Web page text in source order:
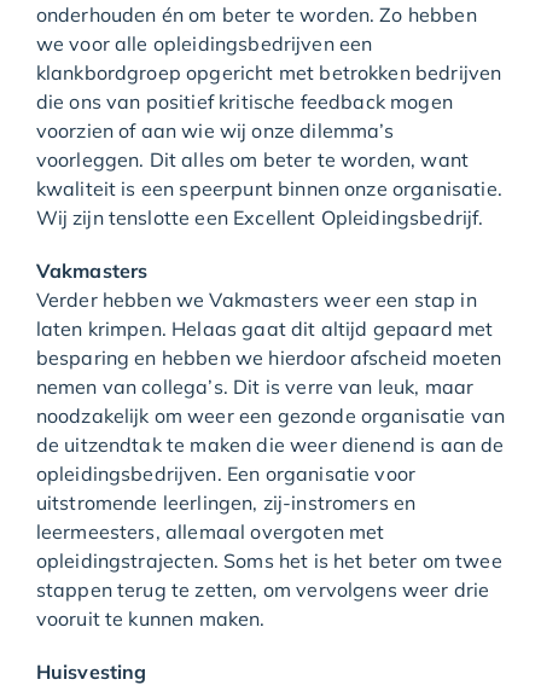
onderhouden én om beter te worden. Zo hebben
we voor alle opleidingsbedrijven een
klankbordgroep opgericht met betrokken bedrijven
die ons van positief kritische feedback mogen
voorzien of aan wie wij onze dilemma’s
voorleggen. Dit alles om beter te worden, want
kwaliteit is een speerpunt binnen onze organisatie.
Wij zijn tenslotte een Excellent Opleidingsbedrijf.
Vakmasters
Verder hebben we Vakmasters weer een stap in
laten krimpen. Helaas gaat dit altijd gepaard met
besparing en hebben we hierdoor afscheid moeten
nemen van collega’s. Dit is verre van leuk, maar
noodzakelijk om weer een gezonde organisatie van
de uitzendtak te maken die weer dienend is aan de
opleidingsbedrijven. Een organisatie voor
uitstromende leerlingen, zij-instromers en
leermeesters, allemaal overgoten met
opleidingstrajecten. Soms het is het beter om twee
stappen terug te zetten, om vervolgens weer drie
vooruit te kunnen maken.
Huisvesting